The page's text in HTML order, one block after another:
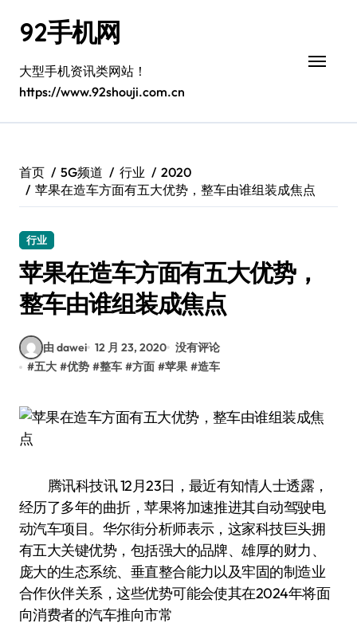
92手机网
大型手机资讯类网站！
https://www.92shouji.com.cn
首页 5G频道 行业
2020
苹果在造车方面有五大优势，整车由谁组装成焦点
行业
苹果在造车方面有五大优势，
整车由谁组装成焦点
由 dawei 12 月 23, 2020 没有评论
#五大 #优势 #整车 #方面 #苹果 #造车
腾讯科技讯 12月23日，最近有知情人士透露，
经历了多年的曲折，苹果将加速推进其自动驾驶电
动汽车项目。华尔街分析师表示，这家科技巨头拥
有五大关键优势，包括强大的品牌、雄厚的财力、
庞大的生态系统、垂直整合能力以及牢固的制造业
合作伙伴关系，这些优势可能会使其在2024年将面
向消费者的汽车推向市常